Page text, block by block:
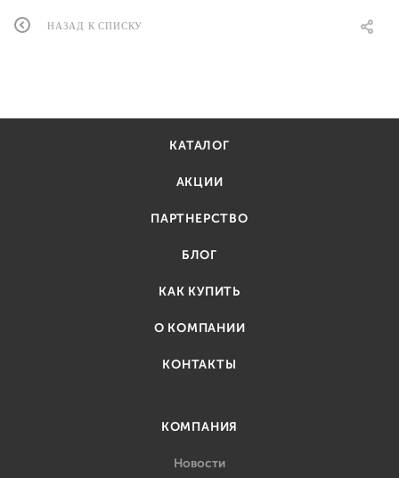
НАЗАД К СПИСКУ
КАТАЛОГ
АКЦИИ
ПАРТНЕРСТВО
БЛОГ
КАК КУПИТЬ
О КОМПАНИИ
КОНТАКТЫ
КОМПАНИЯ
Новости